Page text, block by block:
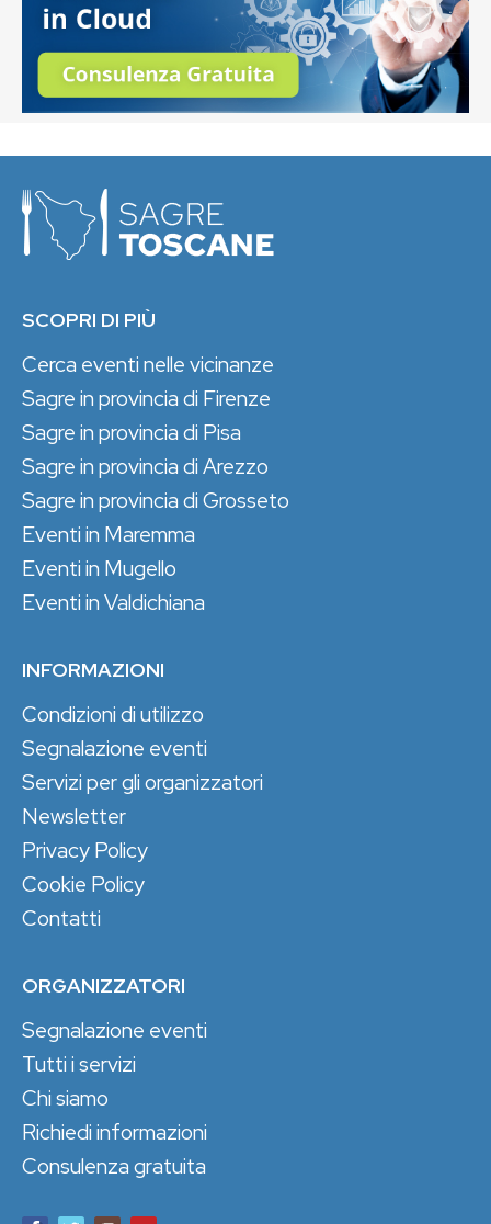
SCOPRI DI PIÙ
Cerca eventi nelle vicinanze
Sagre in provincia di Firenze
Sagre in provincia di Pisa
Sagre in provincia di Arezzo
Sagre in provincia di Grosseto
Eventi in Maremma
Eventi in Mugello
Eventi in Valdichiana
INFORMAZIONI
Condizioni di utilizzo
Segnalazione eventi
Servizi per gli organizzatori
Newsletter
Privacy Policy
Cookie Policy
Contatti
ORGANIZZATORI
Segnalazione eventi
Tutti i servizi
Chi siamo
Richiedi informazioni
Consulenza gratuita